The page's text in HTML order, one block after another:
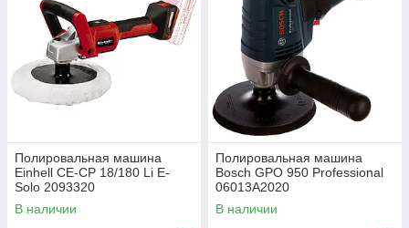
Полировальная машина
Einhell CE-CP 18/180 Li E-
Solo 2093320
В наличии
Полировальная машина
Bosch GPO 950 Professional
06013A2020
В наличии